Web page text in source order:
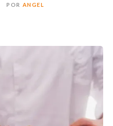
POR ANGEL